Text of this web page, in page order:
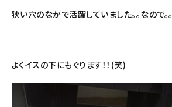
狭い穴のなかで活躍していました。。なので。。
よくイスの下にもぐります！！(笑)